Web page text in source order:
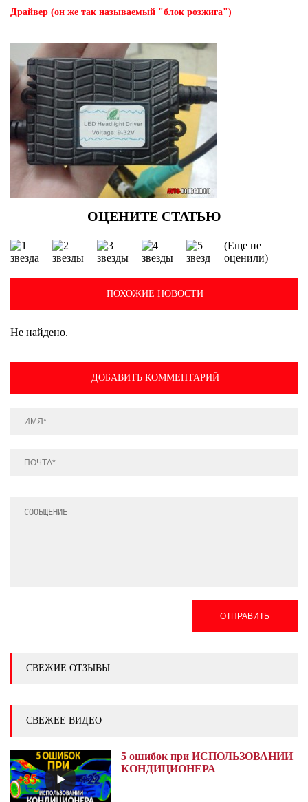
Драйвер (он же так называемый "блок розжига")
(Еще не
оценили)
ПОХОЖИЕ НОВОСТИ
Не найдено.
ДОБАВИТЬ КОММЕНТАРИЙ
ОТПРАВИТЬ
СВЕЖИЕ ОТЗЫВЫ
СВЕЖЕЕ ВИДЕО
5 ошибок при ИСПОЛЬЗОВАНИИ
КОНДИЦИОНЕРА